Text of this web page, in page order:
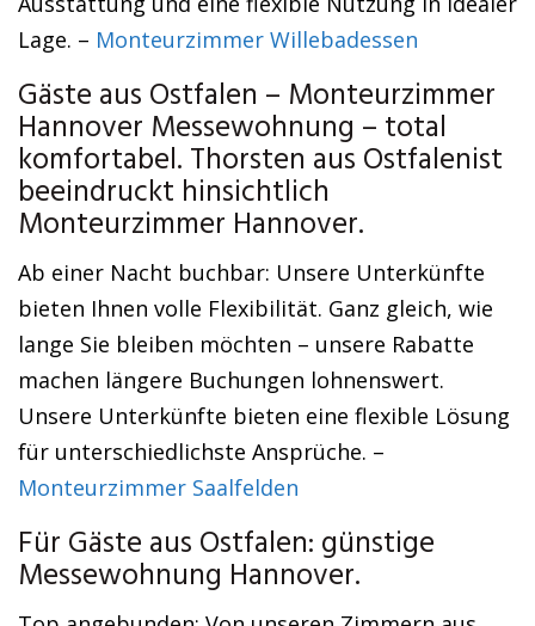
Lage. – Monteurzimmer Willebadessen
Gäste aus Ostfalen – Monteurzimmer
Hannover Messewohnung – total
komfortabel. Thorsten aus Ostfalenist
beeindruckt hinsichtlich
Monteurzimmer Hannover.
Ab einer Nacht buchbar: Unsere Unterkünfte
bieten Ihnen volle Flexibilität. Ganz gleich, wie
lange Sie bleiben möchten – unsere Rabatte
machen längere Buchungen lohnenswert.
Unsere Unterkünfte bieten eine flexible Lösung
für unterschiedlichste Ansprüche. –
Monteurzimmer Saalfelden
Für Gäste aus Ostfalen: günstige
Messewohnung Hannover.